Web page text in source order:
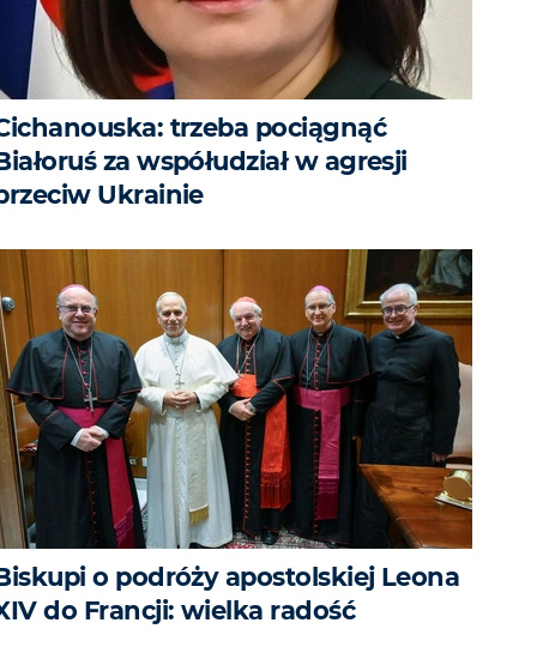
trzeba pociągnąć
za współudział w agresji
Ukrainie
o podróży apostolskiej Leona
do Francji: wielka radość